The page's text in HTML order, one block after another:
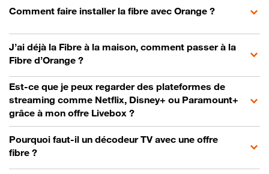
Comment faire installer la fibre avec Orange ?
J’ai déjà la Fibre à la maison, comment passer à la
Fibre d’Orange ?
Est-ce que je peux regarder des plateformes de
streaming comme Netflix, Disney+ ou Paramount+
grâce à mon offre Livebox ?
Pourquoi faut-il un décodeur TV avec une offre
fibre ?